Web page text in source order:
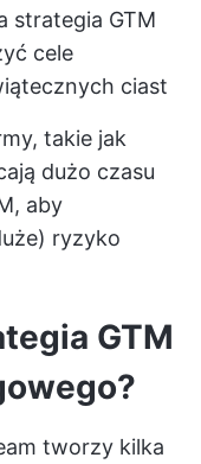
strategia GTM
cele
ciast
takie jak
dużo czasu
aby
ryzyko
GTM
tworzy kilka